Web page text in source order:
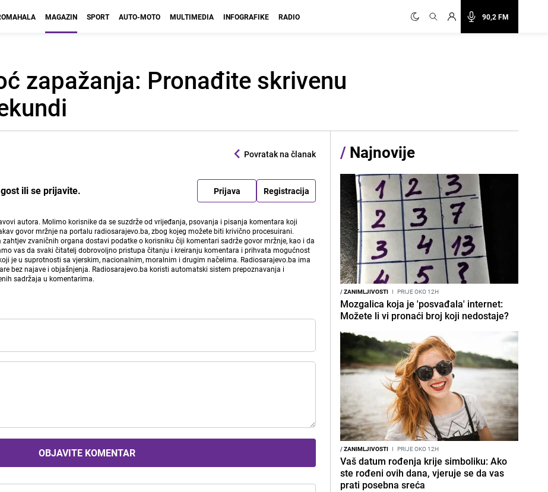
90,2 FM
MAGAZIN SPORT AUTO-MOTO MULTIMEDIA INFOGRAFIKE RADIO
zapažanja: Pronađite skrivenu
Povratak na članak
ili se prijavite. Prijava Registracija
autora. Molimo korisnike da se suzdrže od vrijeđanja, psovanja i pisanja komentara koji
govor mržnje na portalu radiosarajevo.ba, zbog kojeg možete biti krivično procesuirani.
zvaničnih organa dostavi podatke o korisniku čiji komentari sadrže govor mržnje, kao i da
vas da svaki čitatelj dobrovoljno pristupa čitanju i kreiranju komentara i prihvata mogućnost
je u suprotnosti sa vjerskim, nacionalnim, moralnim i drugim načelima. Radiosarajevo.ba ima
bez najave i objašnjenja. Radiosarajevo.ba koristi automatski sistem prepoznavanja i
sadržaja u komentarima.
OBJAVITE KOMENTAR
/ Najnovije
/ZANIMLJIVOSTI I PRIJE OKO 12H
Mozgalica koja je 'posvađala' internet:
Možete li vi pronaći broj koji nedostaje?
/ZANIMLJIVOSTI I PRIJE OKO 12H
Vaš datum rođenja krije simboliku: Ako
ste rođeni ovih dana, vjeruje se da vas
prati posebna sreća